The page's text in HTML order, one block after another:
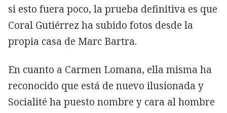
si esto fuera poco, la prueba definitiva es que
Coral Gutiérrez ha subido fotos desde la
propia casa de Marc Bartra.
En cuanto a Carmen Lomana, ella misma ha
reconocido que está de nuevo ilusionada y
Socialité ha puesto nombre y cara al hombre